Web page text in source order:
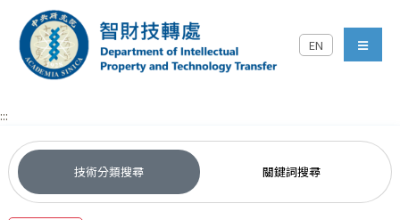
跳到主要內容區塊
中央研究院智財技轉處對
EN
menu
:::
技術分類搜尋 關鍵詞搜尋